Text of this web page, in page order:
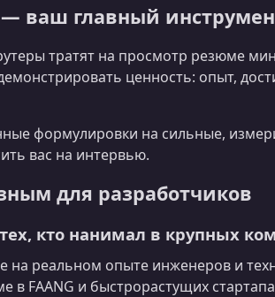
ваш главный
тратят на просмотр резюме
ценность: опыт,
формулировки на сильные,
вас на интервью.
для разработчиков
кто нанимал в крупных
на реальном опыте инженеров и
в FAANG и быстрорастущих